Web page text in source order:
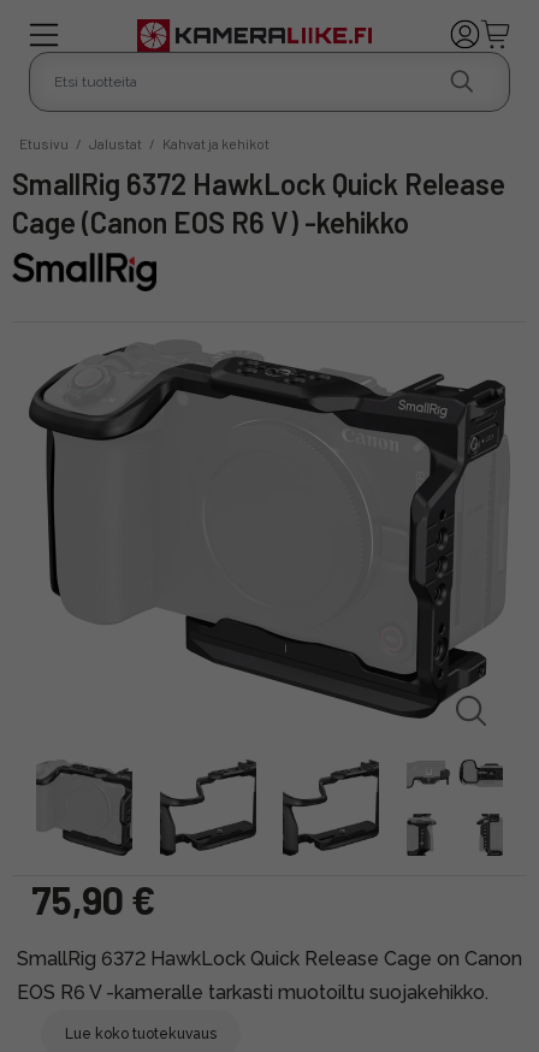
Etusivu / Jalustat / Kahvat ja kehikot
SmallRig 6372 HawkLock Quick Release
Cage (Canon EOS R6 V) -kehikko
75,90 €
SmallRig 6372 HawkLock Quick Release Cage on Canon
EOS R6 V -kameralle tarkasti muotoiltu suojakehikko.
Lue koko tuotekuvaus